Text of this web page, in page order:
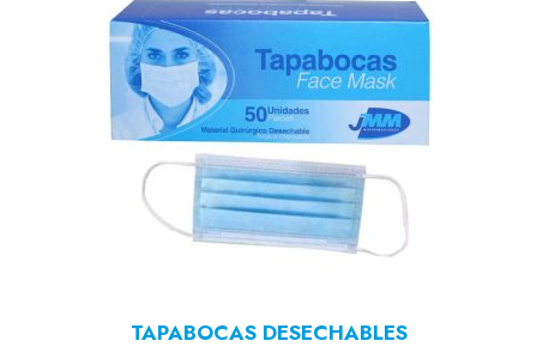
TAPABOCAS DESECHABLES